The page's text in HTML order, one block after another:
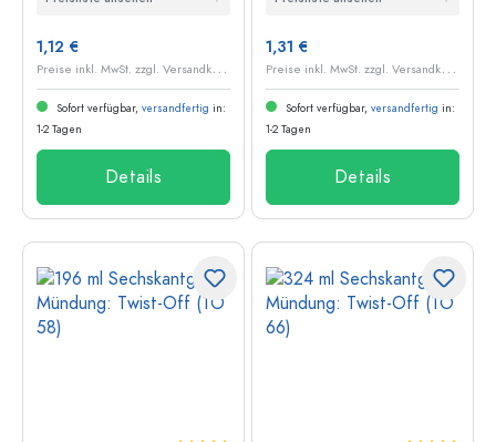
1,12 €
P
reise inkl. MwSt. zzgl. Versandkosten
Sofort verfügbar, versandfertig in:
1-2 Tagen
Details
1,31 €
P
reise inkl. MwSt. zzgl. Versandkosten
Sofort verfügbar, versandfertig in:
1-2 Tagen
Details